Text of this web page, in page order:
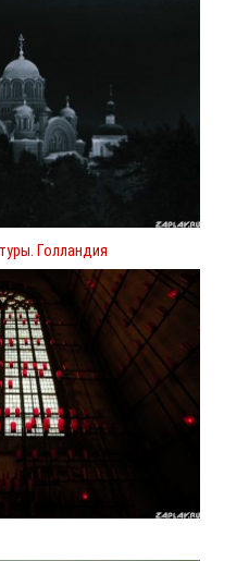
Голландия